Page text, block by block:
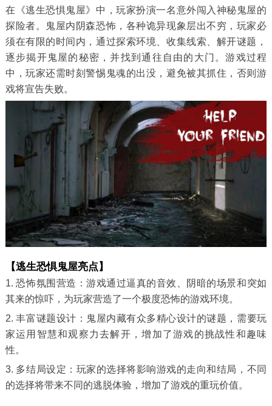
在《逃生恐惧鬼屋》中，玩家扮演一名意外闯入神秘鬼屋的
探险者。鬼屋内阴森恐怖，各种诡异现象层出不穷，玩家必
须在有限的时间内，通过探索环境、收集线索、解开谜题，
逐步揭开鬼屋的秘密，并找到通往自由的大门。游戏过程
中，玩家还需时刻警惕鬼魂的出没，避免被其抓住，否则游
戏将宣告失败。
【逃生恐惧鬼屋亮点】
1. 恐怖氛围营造：游戏通过逼真的音效、阴暗的场景和突如
其来的惊吓，为玩家营造了一个极度恐怖的游戏环境。
2. 丰富谜题设计：鬼屋内藏有众多精心设计的谜题，需要玩
家运用智慧和观察力去解开，增加了游戏的挑战性和趣味
性。
3. 多结局设定：玩家的选择将影响游戏的走向和结局，不同
的选择将带来不同的逃脱体验，增加了游戏的重玩价值。